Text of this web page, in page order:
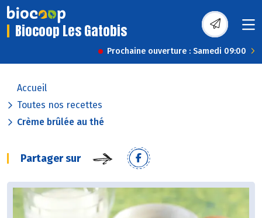
Biocoop Les Gatobis
Prochaine ouverture : Samedi 09:00
Accueil
Toutes nos recettes
Crème brûlée au thé
Partager sur